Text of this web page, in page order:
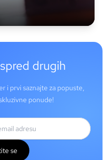
drugih
i prvi saznajte za popuste,
ponude!
se